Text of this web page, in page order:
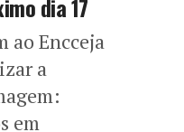
dia 17
ao Encceja
a
em